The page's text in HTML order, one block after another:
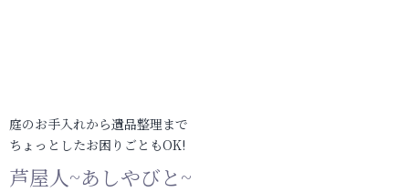
庭のお手入れから遺品整理まで
ちょっとしたお困りごともOK!
芦屋人~あしやびと~